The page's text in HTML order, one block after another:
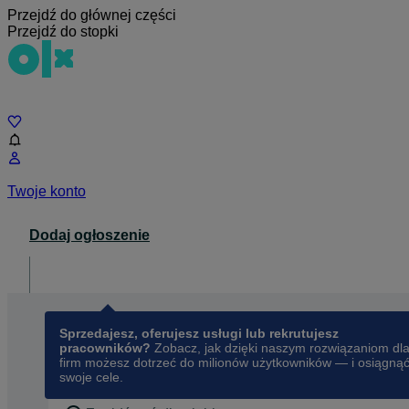
Przejdź do głównej części
Przejdź do stopki
Twoje konto
Dodaj ogłoszenie
Sprzedajesz, oferujesz usługi lub rekrutujesz
pracowników? Zobacz, jak dzięki naszym rozwiązaniom dla
firm możesz dotrzeć do milionów użytkowników — i osiągnąć
swoje cele.